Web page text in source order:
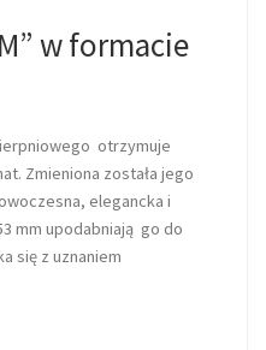
w formacie
otrzymuje
Zmieniona została jego
elegancka i
mm upodabniają go do
się z uznaniem